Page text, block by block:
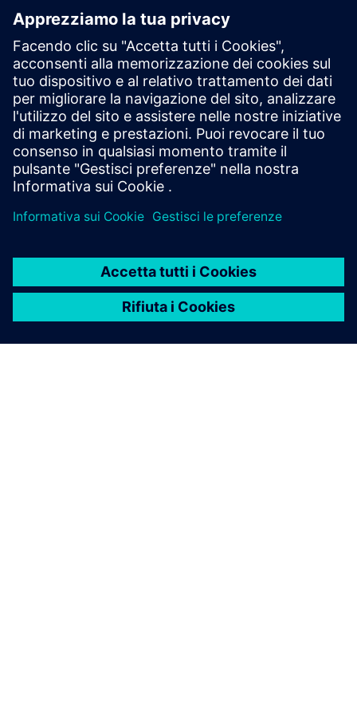
Legga il blog
Acquisisca nuove prospettive sui componenti PLM e sul
mercato del PLM in generale.
Visita il blog sui componenti PLM